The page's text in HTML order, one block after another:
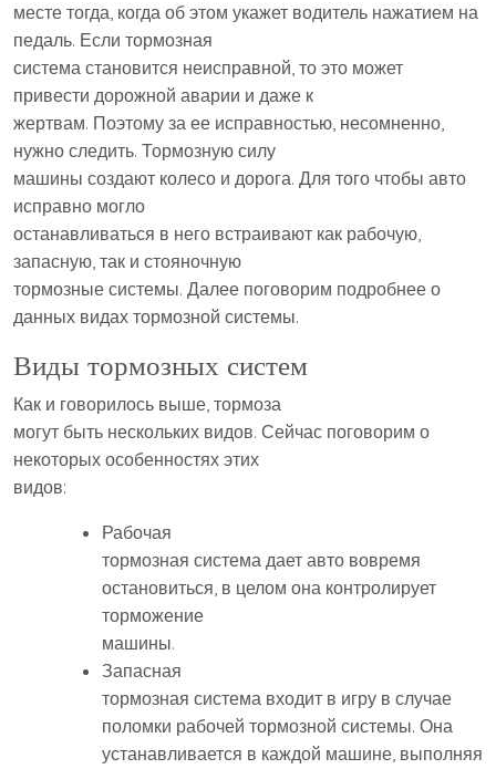
месте тогда, когда об этом укажет водитель нажатием на
педаль. Если тормозная
система становится неисправной, то это может
привести дорожной аварии и даже к
жертвам. Поэтому за ее исправностью, несомненно,
нужно следить. Тормозную силу
машины создают колесо и дорога. Для того чтобы авто
исправно могло
останавливаться в него встраивают как рабочую,
запасную, так и стояночную
тормозные системы. Далее поговорим подробнее о
данных видах тормозной системы.
Виды тормозных систем
Как и говорилось выше, тормоза
могут быть нескольких видов. Сейчас поговорим о
некоторых особенностях этих
видов:
Рабочая
тормозная система дает авто вовремя
остановиться, в целом она контролирует
торможение
машины.
Запасная
тормозная система входит в игру в случае
поломки рабочей тормозной системы. Она
устанавливается в каждой машине, выполняя